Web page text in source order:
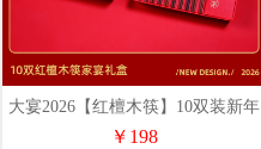
大宴2026【红檀木筷】10双装新年
家宴礼盒
￥198